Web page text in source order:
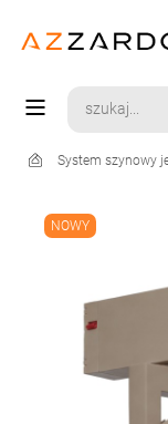
System szynowy
NOWY